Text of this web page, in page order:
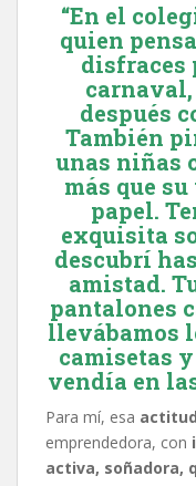
“En el
quien
disfraces
carnaval,
después
También
unas niñas
más que
papel.
exquisita
descubrí
amistad.
pantalones
llevábamos
camisetas
vendía en
Para mí, esa actitud
emprendedora, con
activa, soñadora,